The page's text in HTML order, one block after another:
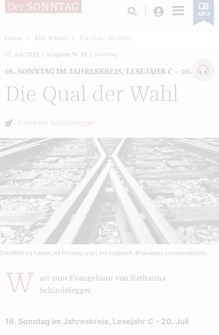
Login ABO
Home Alle Artikel Die Qual der Wahl
Die Qual der Wahl
16. SONNTAG IM JAHRESKREIS, LESEJAHR C – 20. JULI
17. Juli 2025 Ausgabe Nr. 29 Sonntag
Autor:
Katharina Schindelegger
Die Wahl zu haben, ist Privileg und Last zugleich. © pixabay.com/exxephoto
W
ort zum Evangelium von Katharina
Schindelegger
16. Sonntag im Jahreskreis, Lesejahr C – 20. Juli